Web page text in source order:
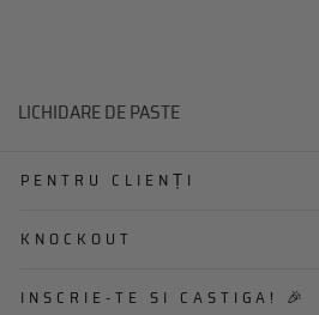
LICHIDARE DE PASTE
PENTRU CLIENȚI
KNOCKOUT
INSCRIE-TE SI CASTIGA! 🎉